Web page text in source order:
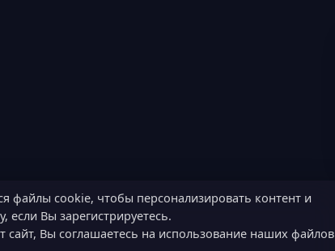
файлы cookie, чтобы персонализировать контент и
если Вы зарегистрируетесь.
сайт, Вы соглашаетесь на использование наших файлов